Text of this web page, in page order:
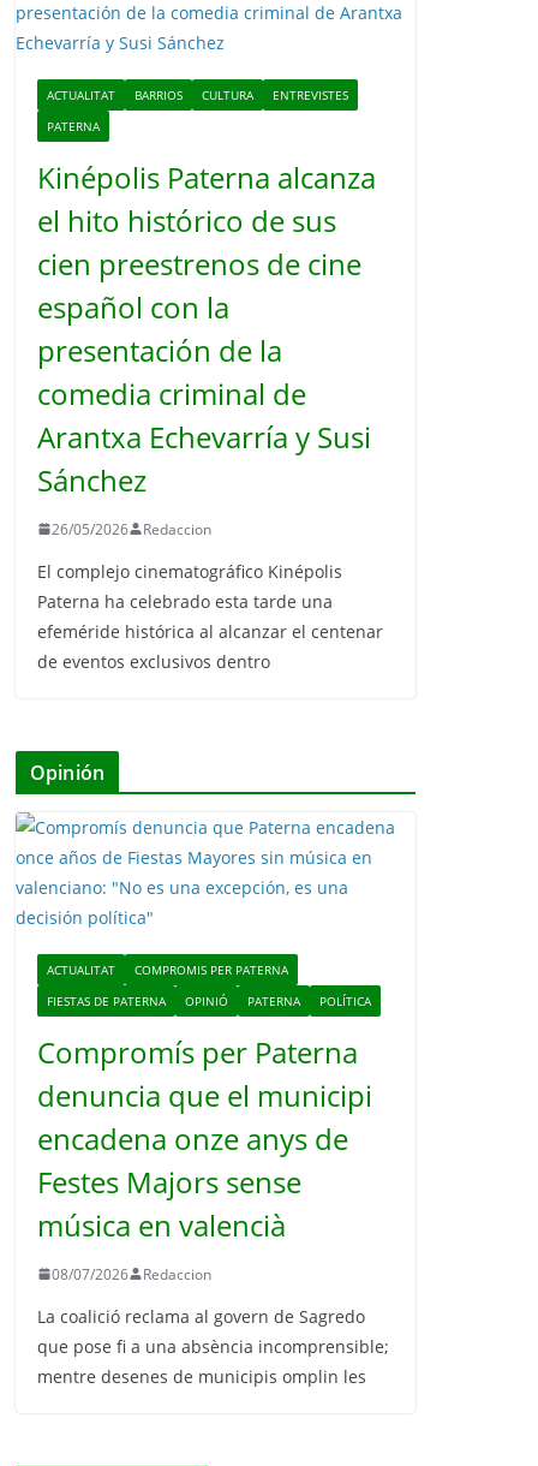
ACTUALITAT BARRIOS CULTURA
ENTREVISTES
PATERNA
Kinépolis Paterna alcanza
el hito histórico de sus
cien preestrenos de cine
español con la
presentación de la
comedia criminal de
Arantxa Echevarría y Susi
Sánchez
26/05/2026 Redaccion
El complejo cinematográfico Kinépolis
Paterna ha celebrado esta tarde una
efeméride histórica al alcanzar el centenar
de eventos exclusivos dentro
Opinión
ACTUALITAT
COMPROMIS PER PATERNA
FIESTAS DE PATERNA
OPINIÓ PATERNA POLÍTICA
Compromís per Paterna
denuncia que el municipi
encadena onze anys de
Festes Majors sense
música en valencià
08/07/2026 Redaccion
La coalició reclama al govern de Sagredo
que pose fi a una absència incomprensible;
mentre desenes de municipis omplin les